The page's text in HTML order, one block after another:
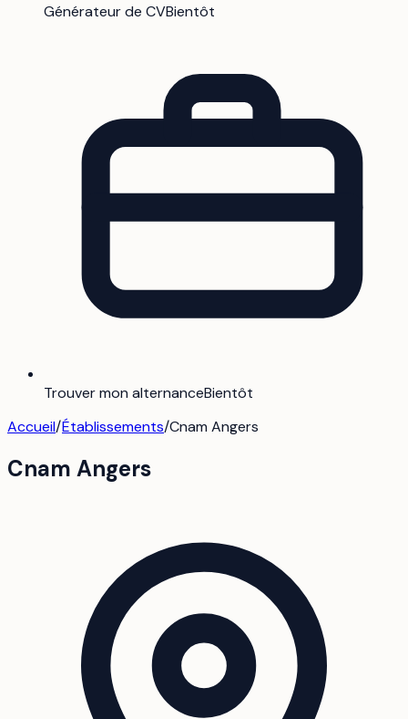
Générateur de CVBientôt
Trouver mon alternanceBientôt
Accueil/Établissements/Cnam Angers
Cnam Angers